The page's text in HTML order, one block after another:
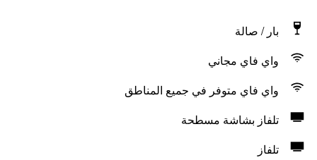
بار / صالة
واي فاي مجاني
واي فاي متوفر في جميع المناطق
تلفاز بشاشة مسطحة
تلفاز